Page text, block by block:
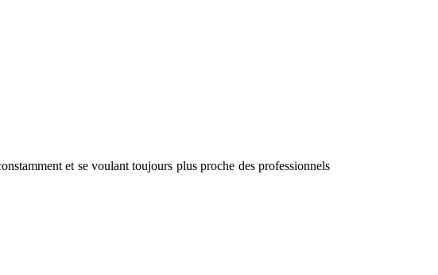
et se voulant toujours plus proche des professionnels